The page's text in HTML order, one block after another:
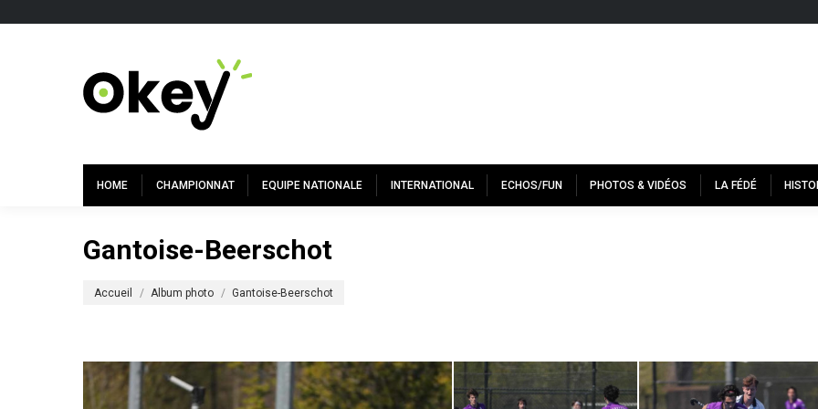
HOME CHAMPIONNAT EQUIPE NATIONALE INTERNATIONAL ECHOS/FUN PHOTOS & VIDÉOS LA FÉDÉ
Gantoise-Beerschot
Accueil Album photo Gantoise-Beerschot